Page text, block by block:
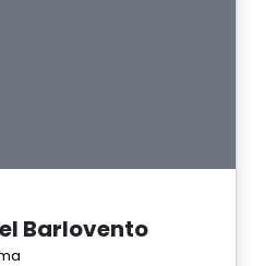
Barlovento